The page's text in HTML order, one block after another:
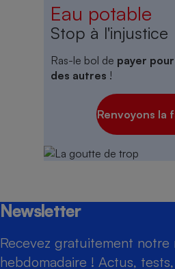
Eau potable
Stop à l'injustice
Ras-le bol de payer
des autres !
Renvoyons la
Newsletter
Recevez gratuitement
hebdomadaire ! Actus,